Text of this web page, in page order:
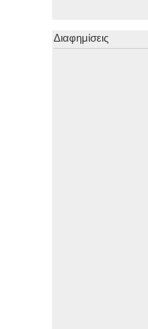
Διαφημίσεις